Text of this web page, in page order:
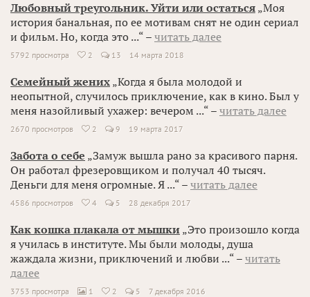
Любовный треугольник. Уйти или остаться „Моя
история банальная, по ее мотивам снят не один сериал
и фильм. Но, когда это ...“ – читать далее
5792 просмотра  2 13 14 марта 2018
Семейный жених „Когда я была молодой и
неопытной, случилось приключение, как в кино. Был у
меня назойливый ухажер: вечером ...“ – читать далее
2670 просмотров  2 9 19 марта 2017
Забота о себе „Замуж вышла рано за красивого парня.
Он работал фрезеровщиком и получал 40 тысяч.
Деньги для меня огромные. Я ...“ – читать далее
4586 просмотров  4 5 28 декабря 2017
Как кошка плакала от мышки „Это произошло когда
я училась в институте. Мы были молоды, душа
жаждала жизни, приключений и любви ...“ – читать
далее
3753 просмотра  1  2 5 7 декабря 2016